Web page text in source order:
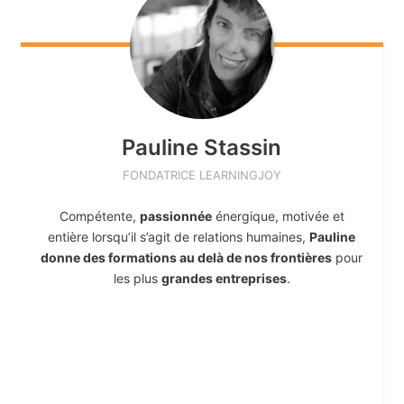
Pauline Stassin
FONDATRICE LEARNINGJOY
Compétente, passionnéeénergique, motivée et
entière lorsqu’il s’agit de relations humaines,Pauline
donne des formations au delà de nos frontières pour
les plus grandes entreprises.